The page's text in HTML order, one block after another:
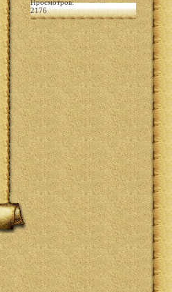
Просмотров:
2176